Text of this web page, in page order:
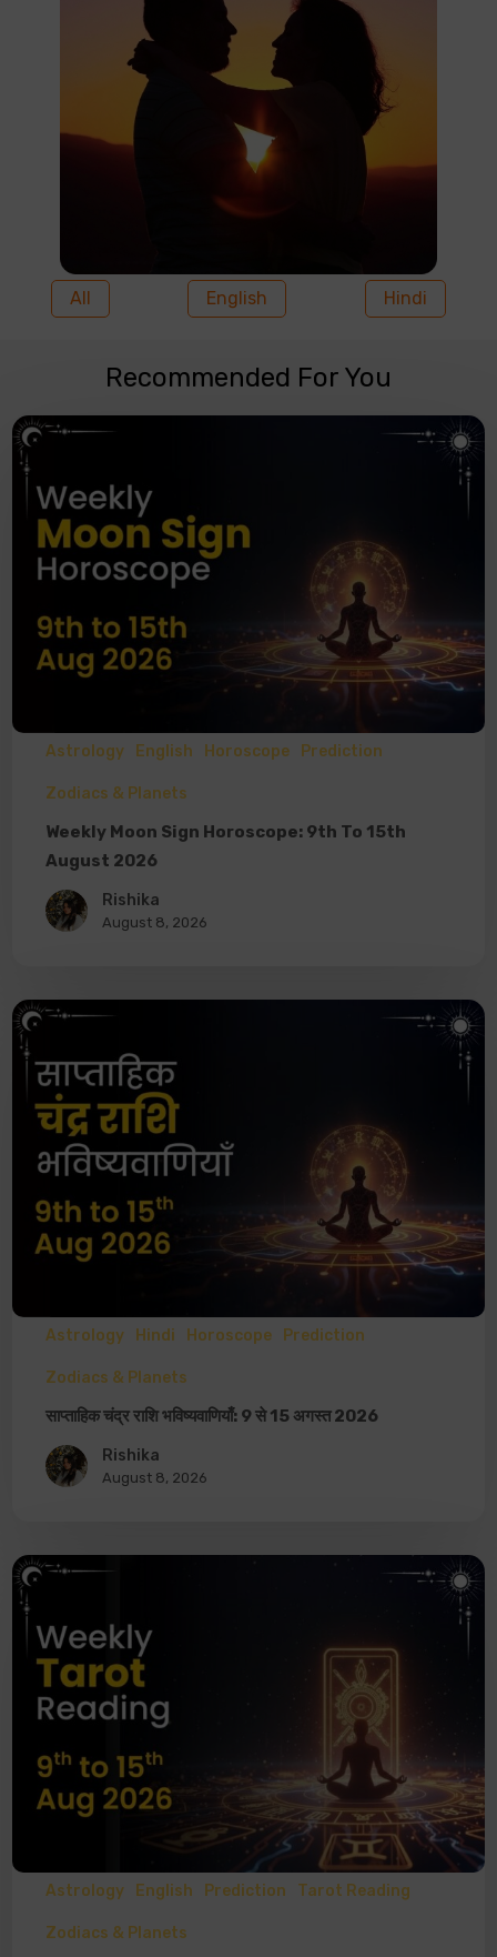
All English Hindi
Recommended For You
Astrology English Horoscope Prediction
Zodiacs & Planets
Weekly Moon Sign Horoscope: 9th To 15th
August 2026
Rishika
August 8, 2026
Astrology Hindi Horoscope Prediction
Zodiacs & Planets
साप्ताहिक चंद्र राशि भविष्यवाणियाँ: 9 से 15 अगस्त 2026
Rishika
August 8, 2026
Astrology English Prediction Tarot Reading
Zodiacs & Planets